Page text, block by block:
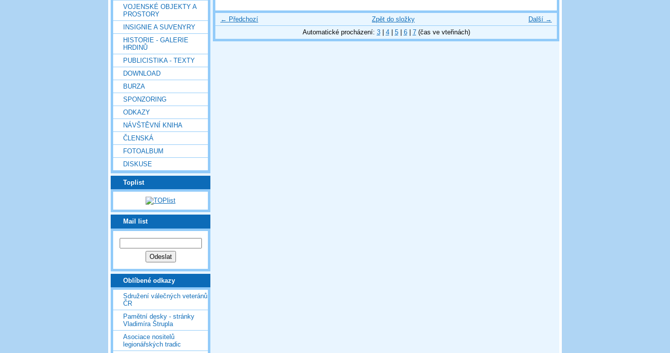
VOJENSKÉ OBJEKTY A
PROSTORY
INSIGNIE A SUVENYRY
HISTORIE - GALERIE
HRDINŮ
PUBLICISTIKA - TEXTY
DOWNLOAD
BURZA
SPONZORING
ODKAZY
NÁVŠTĚVNÍ KNIHA
ČLENSKÁ
FOTOALBUM
DISKUSE
Toplist
Mail list
Oblíbené odkazy
Sdružení válečných veteránů
ČR
Pamětní desky - stránky
Vladimíra Štrupla
Asociace nositelů
legionářských tradic
← Předchozí Další →
Zpět do složky
Automatické procházení: 3| 4| 5| 6| 7(čas ve vteřinách)